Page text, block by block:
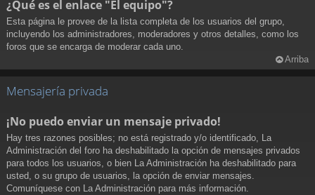
¿Qué es el enlace "El equipo"?
Esta página le provee de la lista completa de los usuarios del grupo,
incluyendo los administradores, moderadores y otros detalles, como los
foros que se encarga de moderar cada uno.
Arriba
Mensajería privada
¡No puedo enviar un mensaje privado!
Hay tres razones posibles; no está registrado y/o identificado, La
Administración del foro ha deshabilitado la opción de mensajes privados
para todos los usuarios, o bien La Administración ha deshabilitado para
usted, o su grupo de usuarios, la opción de enviar mensajes.
Comuníquese con La Administración para más información.